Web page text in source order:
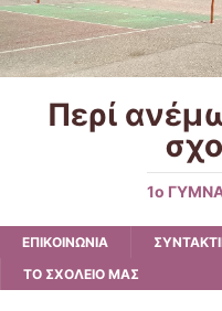
Περί
1o
ΕΠΙΚΟΙΝΩΝΙΑ
ΤΟ ΣΧΟΛΕΙΟ ΜΑΣ